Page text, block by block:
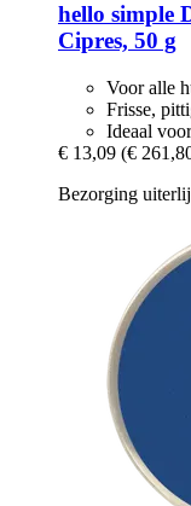
hello simple
Cipres, 50 g
Voor alle
Frisse,
Ideaal
€ 13,09 (€
Bezorging